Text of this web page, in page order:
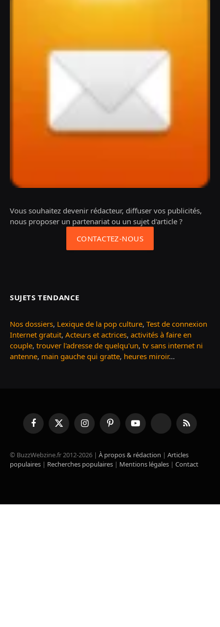
Vous souhaitez devenir rédacteur, diffuser vos publicités,
nous proposer un partenariat ou un sujet d'article ?
CONTACTEZ-NOUS
SUJETS TENDANCE
Nos dossiers, Lexique de la pop culture, Test de connexion
Internet gratuit, Acteurs et actrices, activités à faire en
couple, trouver l'adresse de quelqu'un, tv sans internet ni
antenne, main gauche qui gratte, heures miroir...
FacebookX
(Twitter)
InstagramPinterestYouTube TikTok RSS
© BuzzWebzine.fr 2012-2026 | À propos & rédaction | Articles
populaires | Recherches populaires | Mentions légales | Contact